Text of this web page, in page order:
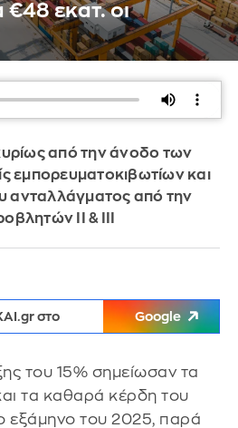
εκατ. οι
από την άνοδο των
εμπορευματοκιβωτίων και
ανταλλάγματος από την
ΙΙ & ΙΙΙ
στο Google
του 15% σημείωσαν τα
τα καθαρά κέρδη του
εξάμηνο του 2025, παρά